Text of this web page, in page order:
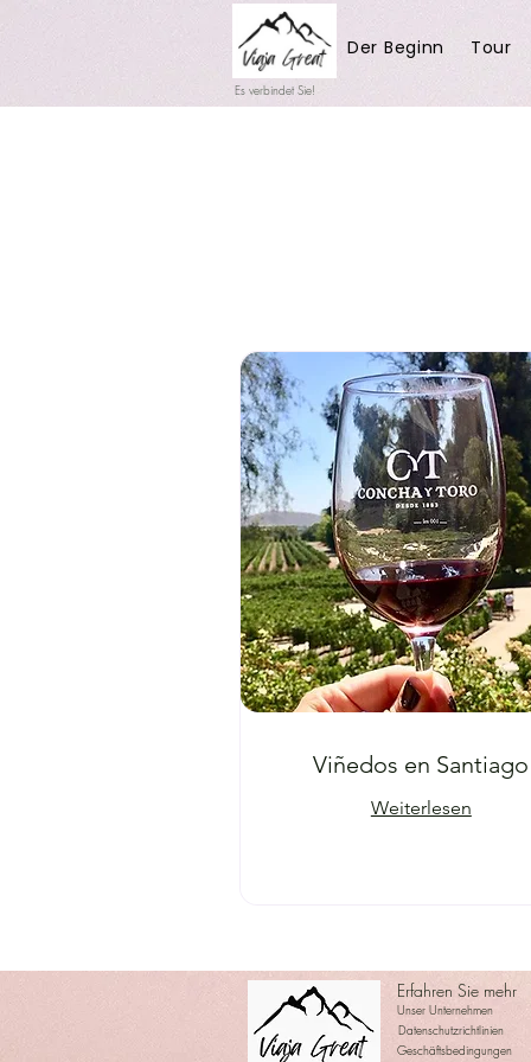
Der Beginn Tour
Es verbindet Sie!
Viñedos en Santiago
Weiterlesen
Erfahren Sie mehr
Unser Unternehmen
Datenschutzrichtlinien
Geschäftsbedingungen